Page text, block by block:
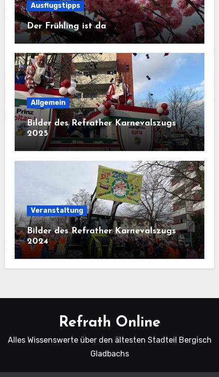
Ausflugstipps
Der Frühling ist da
Allgemein
Bilder des Refrather Karnevalszugs
2025
Veranstaltung
Bilder des Refrather Karnevalszugs
2024
Refrath Online
Alles Wissenswerte über den ältesten Stadteil Bergisch
Gladbachs